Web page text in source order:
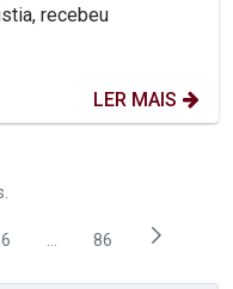
recebeu
LER MAIS
Usar ABA para navegar.
Página
6 ...Páginas intermediárias
Página
86